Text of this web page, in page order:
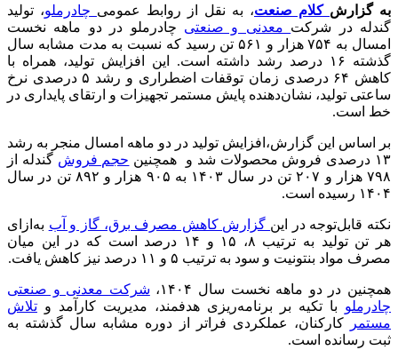
به گزارش کلام صنعت، به نقل از روابط عمومی چادرملو، تولید
گندله در شرکت معدنی و صنعتی چادرملو در دو ماهه نخست
امسال به ۷۵۴ هزار و ۵۶۱ تن رسید که نسبت به مدت مشابه سال
گذشته ۱۶ درصد رشد داشته است. این افزایش تولید، همراه با
کاهش ۶۴ درصدی زمان توقفات اضطراری و رشد ۵ درصدی نرخ
ساعتی تولید، نشان‌دهنده پایش مستمر تجهیزات و ارتقای پایداری در
خط است.
بر اساس این گزارش،افزایش تولید در دو ماهه امسال منجر به رشد
۱۳ درصدی فروش محصولات شد و همچنین
حجم فروش گندله از
۷۹۸ هزار و ۲۰۷ تن در سال ۱۴۰۳ به ۹۰۵ هزار و ۸۹۲ تن در سال
۱۴۰۴ رسیده است.
نکته قابل‌توجه در این گزارش کاهش مصرف برق، گاز و آب به‌ازای
هر تن تولید به ترتیب ۸، ۱۵ و ۱۴ درصد است که در این میان
مصرف مواد بنتونیت و سود به ترتیب ۵ و ۱۱ درصد نیز کاهش یافت.
همچنین در دو ماهه نخست سال ۱۴۰۴،
شرکت معدنی و صنعتی
چادرملو با تکیه بر برنامه‌ریزی هدفمند، مدیریت کارآمد و تلاش
مستمر
کارکنان، عملکردی فراتر از دوره مشابه سال گذشته به
ثبت رسانده است.